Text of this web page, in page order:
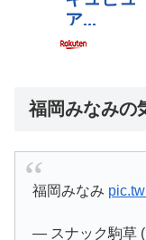
福岡みなみの
福岡みなみ
— スナック駒草